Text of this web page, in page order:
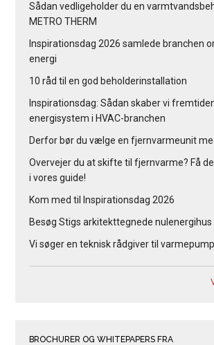
Sådan vedligeholder du en
METRO THERM
Inspirationsdag 2026 samlede branchen
energi
10 råd til en god beholderinstallation
Inspirationsdag: Sådan skaber vi
energisystem i HVAC-branchen
Derfor bør du vælge en fjernvarmeunit
Overvejer du at skifte til fjernvarme? Få
i vores guide!
Kom med til Inspirationsdag 2026
Besøg Stigs arkitekttegnede nulenergihus
Vi søger en teknisk rådgiver til
BROCHURER OG WHITEPAPERS FRA